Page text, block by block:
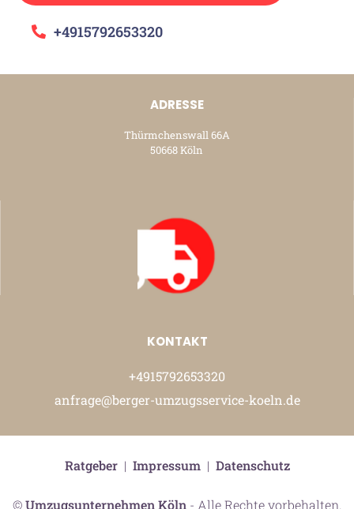
+4915792653320
ADRESSE
Thürmchenswall 66A
50668 Köln
KONTAKT
+4915792653320
anfrage@berger-umzugsservice-koeln.de
©Umzugsunternehmen Köln- Alle Rechte vorbehalten.
Ratgeber| Impressum| Datenschutz